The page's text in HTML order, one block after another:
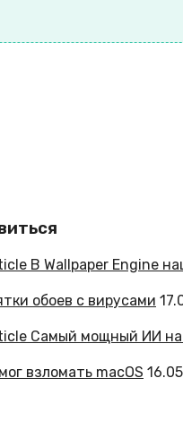
обоев с вирусами
взломать macOS